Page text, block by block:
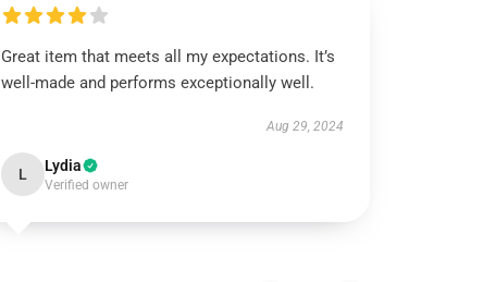
Great item that meets all my expectations. It’s
well-made and performs exceptionally well.
Aug 29, 2024
L Lydia
Verified owner